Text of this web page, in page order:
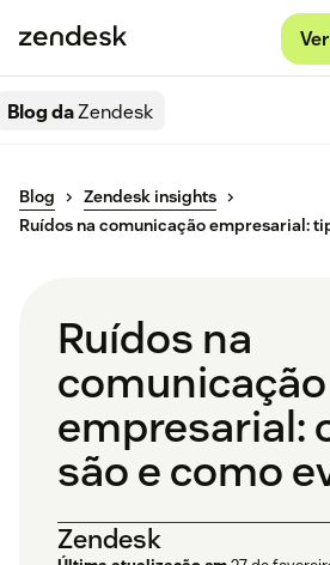
Blog daZendesk
Blog
Zendesk insights
Ruídos na comunicação empresarial:
Ruídos na
comunicação
empresarial:
são e como
Zendesk